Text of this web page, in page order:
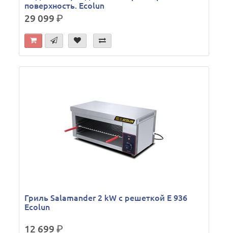
поверхность. Ecolun
29 099р.
Гриль Salamander 2 kW c решеткой Е 936
Ecolun
12 699р.